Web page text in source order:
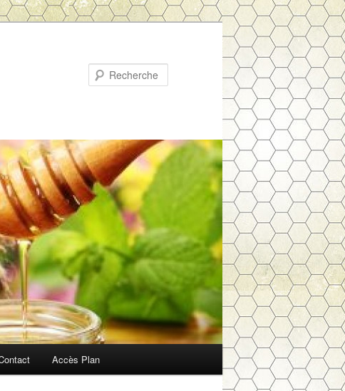
Accès Plan